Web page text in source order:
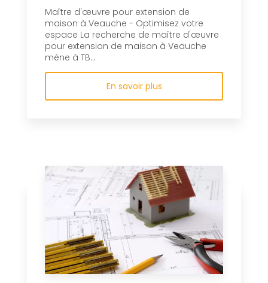
Maître d'œuvre pour extension de
maison à Veauche - Optimisez votre
espace La recherche de maître d'œuvre
pour extension de maison à Veauche
mène à TB...
En savoir plus